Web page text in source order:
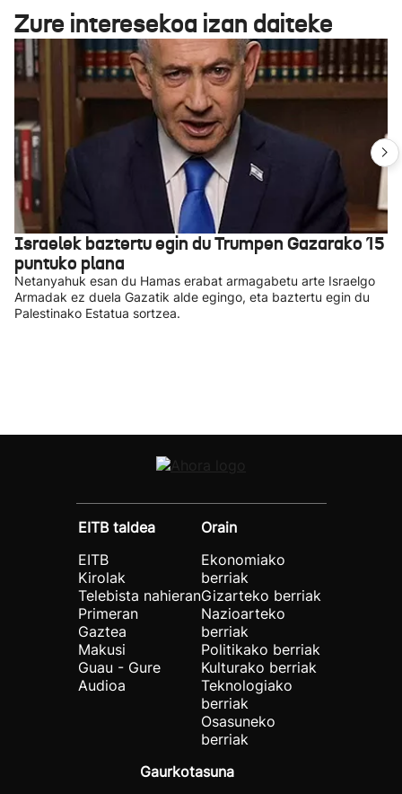
Zure interesekoa izan daiteke
Israelek baztertu egin du Trumpen Gazarako 15
puntuko plana
Netanyahuk esan du Hamas erabat armagabetu arte Israelgo
Armadak ez duela Gazatik alde egingo, eta baztertu egin du
Palestinako Estatua sortzea.
EITB taldea
EITB
Kirolak
Telebista nahieran
Primeran
Gaztea
Makusi
Guau - Gure
Audioa
Orain
Ekonomiako
berriak
Gizarteko berriak
Nazioarteko
berriak
Politikako berriak
Kulturako berriak
Teknologiako
berriak
Osasuneko
berriak
Gaurkotasuna